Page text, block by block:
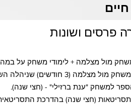
פרסים ושונות
מול מצלמה + לימודי משחק על במה
(3 חודשים) שניהלה השחקנית טלי שרון - ת"א.
למשחק "ענת ברזילי" - (חצי שנה).
(חצי שנה) בהדרכת